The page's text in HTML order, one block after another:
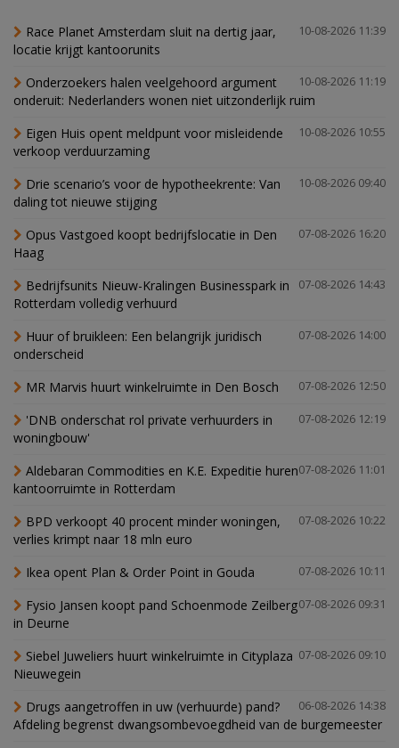
10-08-2026 11:39
Race Planet Amsterdam sluit na dertig jaar,
locatie krijgt kantoorunits
10-08-2026 11:19
Onderzoekers halen veelgehoord argument
onderuit: Nederlanders wonen niet uitzonderlijk ruim
10-08-2026 10:55
Eigen Huis opent meldpunt voor misleidende
verkoop verduurzaming
10-08-2026 09:40
Drie scenario’s voor de hypotheekrente: Van
daling tot nieuwe stijging
07-08-2026 16:20
Opus Vastgoed koopt bedrijfslocatie in Den
Haag
07-08-2026 14:43
Bedrijfsunits Nieuw-Kralingen Businesspark in
Rotterdam volledig verhuurd
07-08-2026 14:00
Huur of bruikleen: Een belangrijk juridisch
onderscheid
07-08-2026 12:50
MR Marvis huurt winkelruimte in Den Bosch
07-08-2026 12:19
'DNB onderschat rol private verhuurders in
woningbouw'
07-08-2026 11:01
Aldebaran Commodities en K.E. Expeditie huren
kantoorruimte in Rotterdam
07-08-2026 10:22
BPD verkoopt 40 procent minder woningen,
verlies krimpt naar 18 mln euro
07-08-2026 10:11
Ikea opent Plan & Order Point in Gouda
07-08-2026 09:31
Fysio Jansen koopt pand Schoenmode Zeilberg
in Deurne
07-08-2026 09:10
Siebel Juweliers huurt winkelruimte in Cityplaza
Nieuwegein
06-08-2026 14:38
Drugs aangetroffen in uw (verhuurde) pand?
Afdeling begrenst dwangsombevoegdheid van de burgemeester